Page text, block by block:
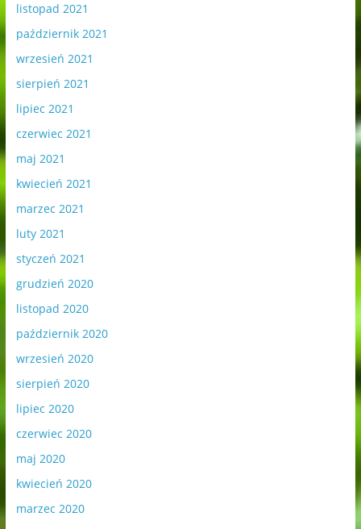
listopad 2021
październik 2021
wrzesień 2021
sierpień 2021
lipiec 2021
czerwiec 2021
maj 2021
kwiecień 2021
marzec 2021
luty 2021
styczeń 2021
grudzień 2020
listopad 2020
październik 2020
wrzesień 2020
sierpień 2020
lipiec 2020
czerwiec 2020
maj 2020
kwiecień 2020
marzec 2020